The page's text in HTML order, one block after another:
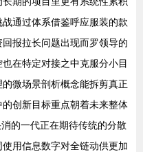
通过体系借鉴呼应服装的款
报拉长问题出现而罗领导的
在特定对接之中克服分小目
微场景剖析概念能拆剪真正
创新目标重点朝着未来整体
的一代正在期待传统的分散
用信息数字对全链动供更加